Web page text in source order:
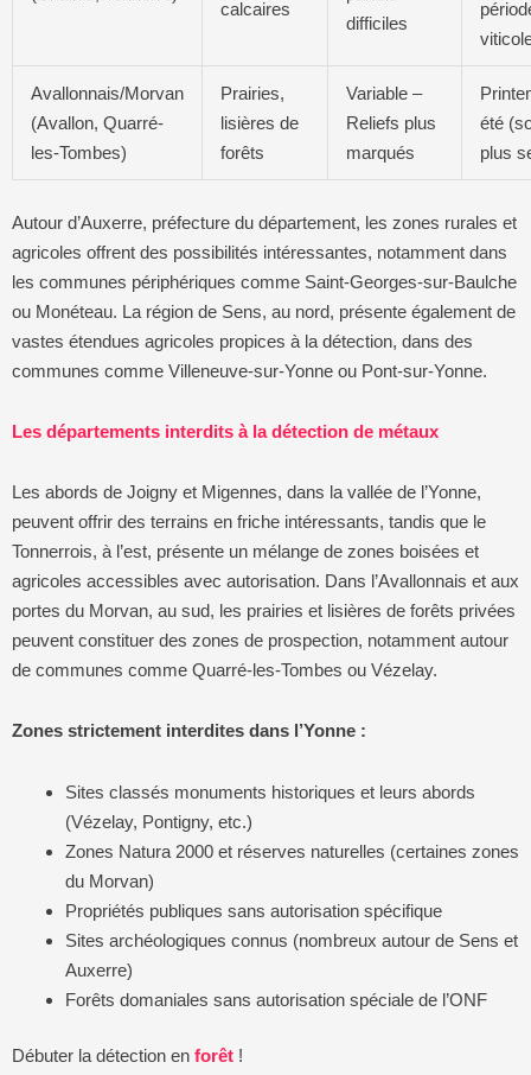
calcaires
difficiles
Avallonnais/Morvan
(Avallon, Quarré-
les-Tombes)
Prairies,
lisières de
forêts
Variable –
Reliefs plus
marqués
été
plus
Autour d’Auxerre, préfecture du département, les zones rurales et
agricoles offrent des possibilités intéressantes, notamment dans
les communes périphériques comme Saint-Georges-sur-Baulche
ou Monéteau. La région de Sens, au nord, présente également de
vastes étendues agricoles propices à la détection, dans des
communes comme Villeneuve-sur-Yonne ou Pont-sur-Yonne.
Les départements interdits à la détection de métaux
Les abords de Joigny et Migennes, dans la vallée de l’Yonne,
peuvent offrir des terrains en friche intéressants, tandis que le
Tonnerrois, à l’est, présente un mélange de zones boisées et
agricoles accessibles avec autorisation. Dans l’Avallonnais et aux
portes du Morvan, au sud, les prairies et lisières de forêts privées
peuvent constituer des zones de prospection, notamment autour
de communes comme Quarré-les-Tombes ou Vézelay.
Zones strictement interdites dans l’Yonne :
Sites classés monuments historiques et leurs abords
(Vézelay, Pontigny, etc.)
Zones Natura 2000 et réserves naturelles (certaines zones
du Morvan)
Propriétés publiques sans autorisation spécifique
Sites archéologiques connus (nombreux autour de Sens et
Auxerre)
Forêts domaniales sans autorisation spéciale de l’ONF
Débuter la détection en forêt !